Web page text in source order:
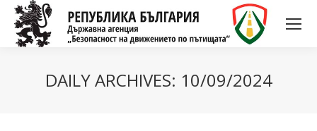
DAILY ARCHIVES: 10/09/2024